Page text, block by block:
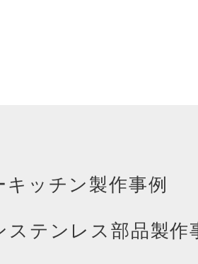
キッチン製作事例
ステンレス部品製作